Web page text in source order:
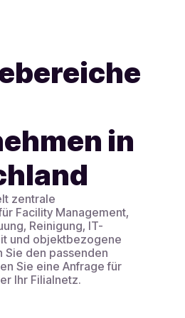
in
zentrale
Facility Management,
Reinigung, IT-
und objektbezogene
Sie den passenden
Sie eine Anfrage für
Ihr Filialnetz.